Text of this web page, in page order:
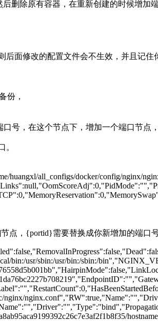
删除原有容器，在重新创建的时候增加
面修改的配置文件会不生效，并且记住
份，
，在这个节点下，增加一个端口节
。
huangxl/all_configs/docker/config/
点，{portid}需要替换成你新增加的端口号
bin:/usr/sbin:/usr/bin:/sbin:/
nginx/